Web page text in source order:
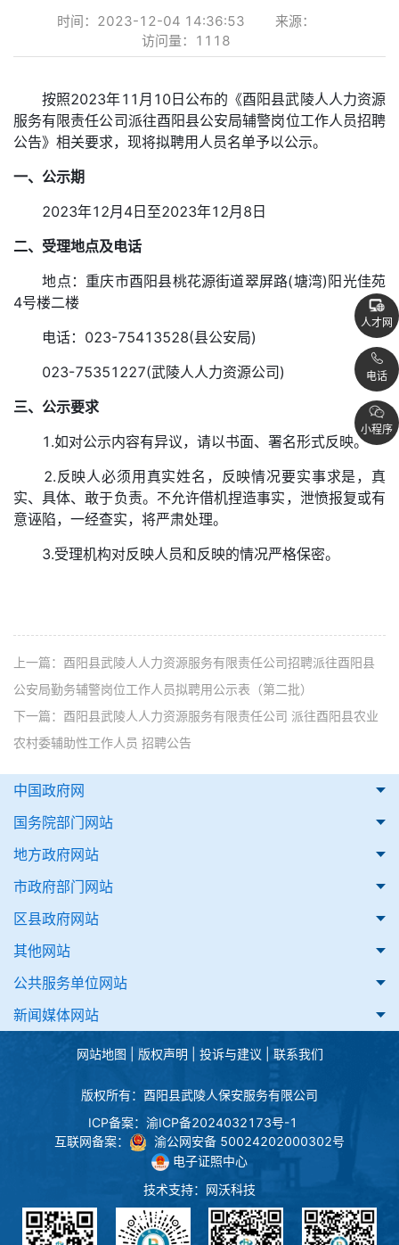
时间： 2023-12-04 14:36:53
来源：
访问量：
1118
按照2023年11月10日公布的《酉阳县武陵人人力资源
服务有限责任公司派往酉阳县公安局辅警岗位工作人员招聘
公告》相关要求，现将拟聘用人员名单予以公示。
一、公示期
2023年12月4日至2023年12月8日
二、受理地点及电话
地点：重庆市酉阳县桃花源街道翠屏路(塘湾)阳光佳苑
4号楼二楼
电话：023-75413528(县公安局)
023-75351227(武陵人人力资源公司)
三、公示要求
1.如对公示内容有异议，请以书面、署名形式反映。
2.反映人必须用真实姓名，反映情况要实事求是，真
实、具体、敢于负责。不允许借机捏造事实，泄愤报复或有
意诬陷，一经查实，将严肃处理。
3.受理机构对反映人员和反映的情况严格保密。
上一篇： 酉阳县武陵人人力资源服务有限责任公司招聘派往酉阳县
公安局勤务辅警岗位工作人员拟聘用公示表（第二批）
下一篇： 酉阳县武陵人人力资源服务有限责任公司 派往酉阳县农业
农村委辅助性工作人员 招聘公告
中国政府网
国务院部门网站
地方政府网站
市政府部门网站
区县政府网站
其他网站
公共服务单位网站
新闻媒体网站
网站地图 版权声明 投诉与建议 联系我们
版权所有：酉阳县武陵人保安服务有限公司
ICP备案： 渝ICP备2024032173号-1
互联网备案：
渝公网安备 50024202000302号
电子证照中心
技术支持： 网沃科技
人才网
电话
小程序